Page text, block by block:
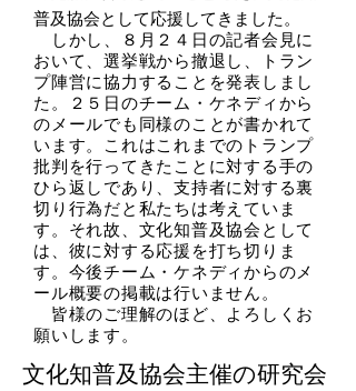
普及協会として応援してきました。
しかし、８月２４日の記者会見に
おいて、選挙戦から撤退し、トラン
プ陣営に協力することを発表しまし
た。２５日のチーム・ケネディから
のメールでも同様のことが書かれて
います。これはこれまでのトランプ
批判を行ってきたことに対する手の
ひら返しであり、支持者に対する裏
切り行為だと私たちは考えていま
す。それ故、文化知普及協会として
は、彼に対する応援を打ち切りま
す。今後チーム・ケネディからのメ
ール概要の掲載は行いません。
皆様のご理解のほど、よろしくお
願いします。
​文化知普及協会主催の研究会